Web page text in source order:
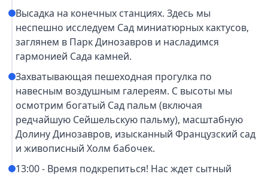
Высадка на конечных станциях. Здесь мы
неспешно исследуем Сад миниатюрных кактусов,
заглянем в Парк Динозавров и насладимся
гармонией Сада камней.
Захватывающая пешеходная прогулка по
навесным воздушным галереям. С высоты мы
осмотрим богатый Сад пальм (включая
редчайшую Сейшельскую пальму), масштабную
Долину Динозавров, изысканный Французский сад
и живописный Холм бабочек.
13:00 - Время подкрепиться! Нас ждет сытный